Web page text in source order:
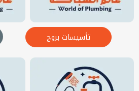
تأسيسات بروج